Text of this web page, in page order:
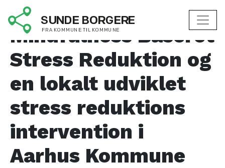
Sammenligning af
Mindfulness Baseret
Stress Reduktion og
en lokalt udviklet
stress reduktions
intervention i
Aarhus Kommune